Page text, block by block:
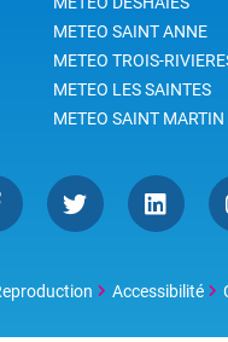
METEO SAINT ANNE
METEO TROIS-
METEO LES SAINTES
METEO SAINT MARTIN
Accessibilité